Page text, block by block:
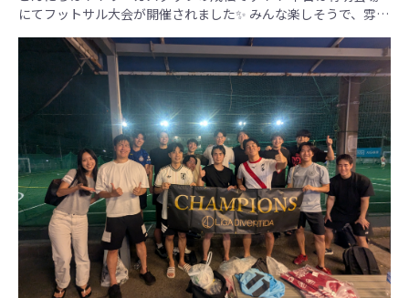
にてフットサル大会が開催されました✨ みんな楽しそうで、雰囲
走っていたチーム✨チームメイトがいなくなる事も多くありまし
たが最後まで戦い抜いてました！笑 【F4ブラック】 全員が楽し
そうにプレーしているのがとても印象的でした✨️3位決定戦では
見事勝利を収めました🎉「F4」の名に恥じない戦いぶりでした！
【ブルズ東京】 なんと大会を通して無失点！！守備の固さと素
早い攻守の切り替えが印象的でした✨ 【FC有明】 個々の技術が
高く、綺麗なパスワークから何度も決定機を作ってました✨ 見事
優勝を果たしたのは【ブルズ東京】さん！！おめでとうございま
す🎉 BUTA F4ブラック ブルズ東京 FC有明 勝点 得失点差 総得点
総失点 順位 BUTA ＊ 1 . 4-2 5 . 0-1 4 . 0-3 3 -2 4 6 3 F4ブラック 1
. 2-4 ＊ 3 . 0-6 6 . 0-4 0 -12 2 14 4 ブルズ東京 5 . 1-0 3 . 6-0 ＊ 2 .
0-0 7 7 7 0 1 FC有明 4 . 3-0 6 . 4-0 2 . 0-0 ＊ 7 7 7 0 2 3位決定戦 予
選リーグ3位 BUTA 7 1 - 2 予選リーグ4位 F4ブラック 決勝戦 予
選リーグ1位 ブルズ東京 8 3 - 0 予選リーグ2位 FC有明